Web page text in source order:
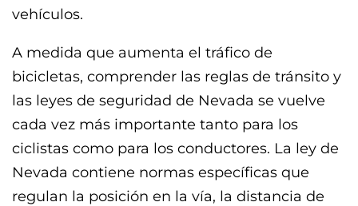
vehículos.
A medida que aumenta el tráfico de
bicicletas, comprender las reglas de tránsito y
las leyes de seguridad de Nevada se vuelve
cada vez más importante tanto para los
ciclistas como para los conductores. La ley de
Nevada contiene normas específicas que
regulan la posición en la vía, la distancia de